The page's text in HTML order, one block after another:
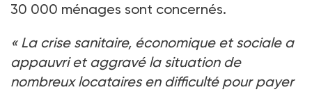
30 000 ménages sont concernés.
« La crise sanitaire, économique et sociale a
appauvri et aggravé la situation de
nombreux locataires en difficulté pour payer